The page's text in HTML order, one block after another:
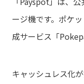
ージ機です。ポケ
成サービス「
キャッシュレス化